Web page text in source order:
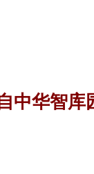
华智库